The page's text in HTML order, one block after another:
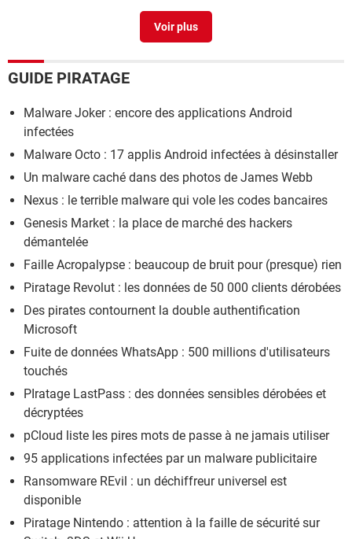
GUIDE PIRATAGE
Malware Joker : encore des applications Android
infectées
Malware Octo : 17 applis Android infectées à désinstaller
Un malware caché dans des photos de James Webb
Nexus : le terrible malware qui vole les codes bancaires
Genesis Market : la place de marché des hackers
démantelée
Faille Acropalypse : beaucoup de bruit pour (presque) rien
Piratage Revolut : les données de 50 000 clients dérobées
Des pirates contournent la double authentification
Microsoft
Fuite de données WhatsApp : 500 millions d'utilisateurs
touchés
PIratage LastPass : des données sensibles dérobées et
décryptées
pCloud liste les pires mots de passe à ne jamais utiliser
95 applications infectées par un malware publicitaire
Ransomware REvil : un déchiffreur universel est
disponible
Piratage Nintendo : attention à la faille de sécurité sur